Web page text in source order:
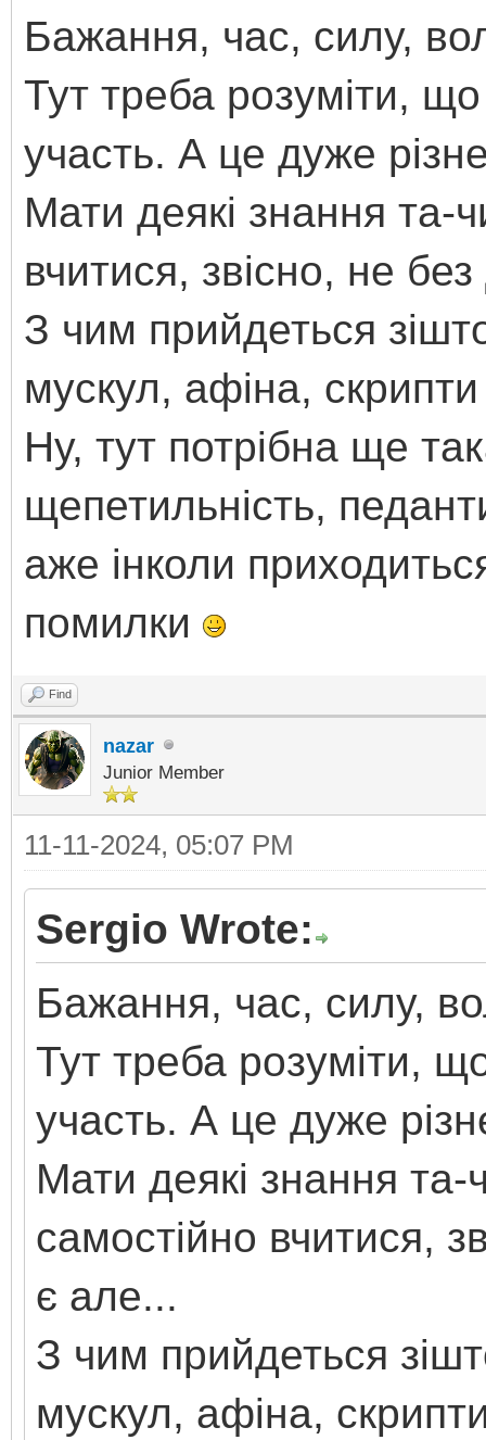
Бажання, час, силу,
Тут треба розуміти,
участь. А це дуже
Мати деякі знання та-
вчитися, звісно, не
З чим прийдеться
мускул, афіна, скрипти
Ну, тут потрібна ще
щепетильність,
аже інколи
помилки
Find
nazar
Junior Member
11-11-2024, 05:07 PM
Sergio Wrote:
Бажання, час, силу,
Тут треба розуміти,
участь. А це дуже
Мати деякі знання
самостійно вчитися,
є але...
З чим прийдеться
мускул, афіна,